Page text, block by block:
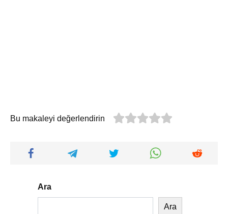
Bu makaleyi değerlendirin
Ara
Ara